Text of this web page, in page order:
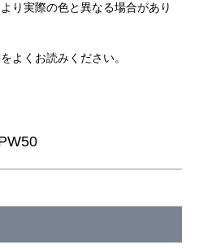
り実際の色と異なる場合があり
よくお読みください。